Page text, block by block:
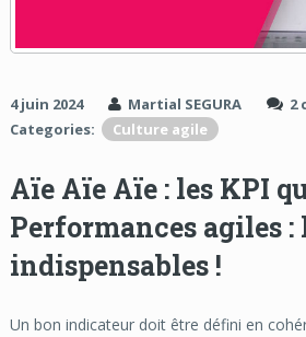
4 juin 2024 Martial SEGURA
2
Categories:
Culture agile
Aïe Aïe Aïe : les KPI
Performances agiles :
indispensables !
Un bon indicateur doit être défini en